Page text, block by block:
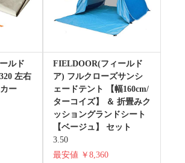
ルド
左右
ー
FIELDOOR(フィールド
ア) フルクローズサンシ
ェードテント 【幅160cm/
ターコイズ】 ＆ 折畳みク
ッショングランドシート
【ベージュ】 セット
3.50
最安値 ￥8,360